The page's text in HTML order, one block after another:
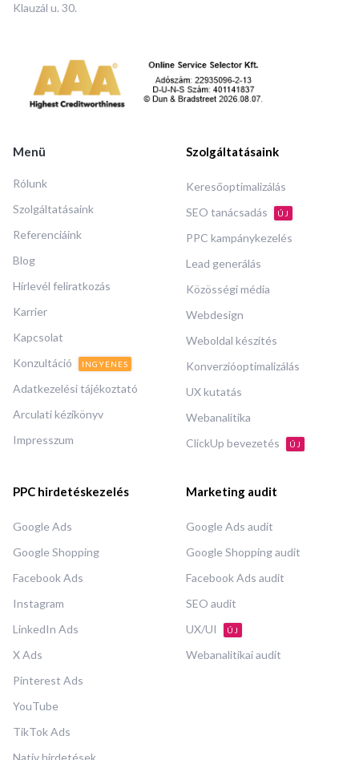
Klauzál u. 30.
Menü
Rólunk
Szolgáltatásaink
Referenciáink
Blog
Hírlevél feliratkozás
Karrier
Kapcsolat
Konzultáció
INGYENES
Adatkezelési tájékoztató
Arculati kézikönyv
Impresszum
Szolgáltatásaink
Keresőoptimalizálás
SEO tanácsadás
ÚJ
PPC kampánykezelés
Lead generálás
Közösségi média
Webdesign
Weboldal készítés
Konverzióoptimalizálás
UX kutatás
Webanalitika
ClickUp bevezetés
ÚJ
PPC hirdetéskezelés
Google Ads
Google Shopping
Facebook Ads
Instagram
LinkedIn Ads
X Ads
Pinterest Ads
YouTube
TikTok Ads
Natív hirdetések
Marketing audit
Google Ads audit
Google Shopping audit
Facebook Ads audit
SEO audit
UX/UI
ÚJ
Webanalitikai audit